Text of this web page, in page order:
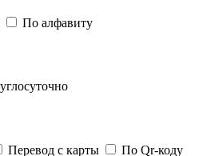
По алфавиту
Перевод с карты По Qr-коду